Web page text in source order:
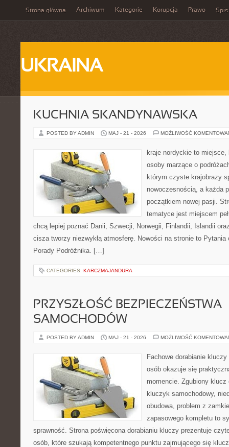
Strona główna Archiwum Kategorie Korupcja Prawo Spis
UKRAINA
KUCHNIA SKANDYNAWSKA
POSTED BY ADMIN MAJ - 21 - 2026 MOŻLIWOŚĆ
kraje nordyckie to
osoby marzące o
którym czyste krajobrazy
nowoczesnością, a każda
początkiem nowej pasji.
tematyce jest miejscem
chcą lepiej poznać Danii, Szwecji, Norwegii, Finlandii, Islandii
cisza tworzy niezwykłą atmosferę. Nowości na stronie to
Porady Podróżnika. […]
CATEGORIES: KARCZMAJANDURA
PRZYSZŁOŚĆ BEZPIECZEŃSTWA
SAMOCHODÓW
POSTED BY ADMIN MAJ - 21 - 2026 MOŻLIWOŚĆ
Fachowe dorabianie
osób okazuje się
momencie. Zgubiony
kluczyk samochodowy,
obudowa, problem z
zapasowego kompletu to
sprawność. Strona poświęcona dorabianiu kluczy prezentuje
osób, które szukają kompetentnego punktu zajmującego się